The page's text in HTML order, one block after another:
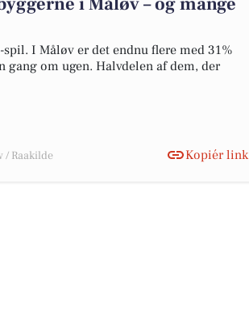
I Måløv er det endnu flere med 31%
gang om ugen. Halvdelen af dem, der
/ Raakilde Kopiér link